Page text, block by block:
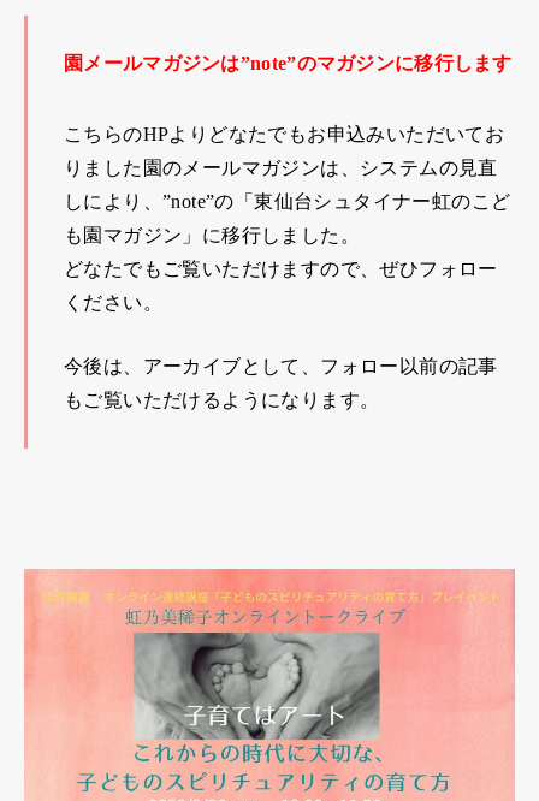
園メールマガジンは”note”のマガジンに移行します
こちらのHPよりどなたでもお申込みいただいてお
りました園のメールマガジンは、システムの見直
しにより、”note”の 「東仙台シュタイナー虹のこど
も園マガジン」 に移行しました。
どなたでもご覧いただけますので、ぜひフォロー
ください。
今後は、アーカイブとして、フォロー以前の記事
もご覧いただけるようになります。